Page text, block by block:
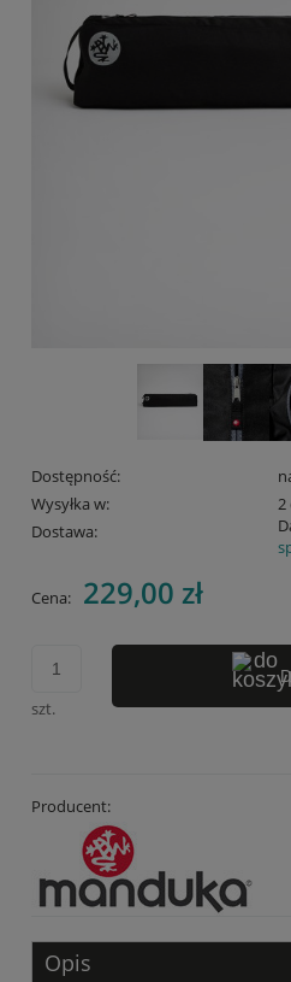
Dostępność:
Wysyłka w:
2
Dostawa:
Cena nie zawiera ewentualnych
Cena: 229,00 zł
szt.
Producent:
Opis